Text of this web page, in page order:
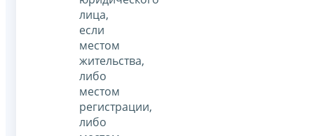
лица,
если
местом
жительства,
либо
местом
регистрации,
либо